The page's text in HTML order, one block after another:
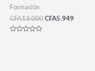
Formación
CFA13.000 CFA5.949